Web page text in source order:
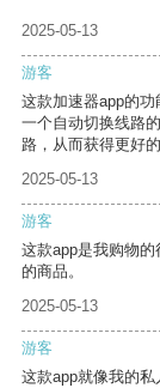
2025-05-13
游客
这款加速器app的
一个自动切换线路
路，从而获得更好
2025-05-13
游客
这款app是我购物
的商品。
2025-05-13
游客
这款app就像我的